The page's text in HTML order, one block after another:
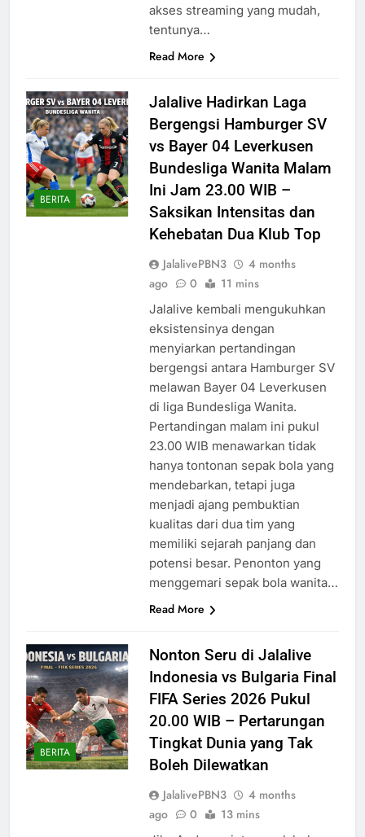
akses streaming yang mudah,
tentunya…
Read More
BERITA
Jalalive Hadirkan Laga
Bergengsi Hamburger SV
vs Bayer 04 Leverkusen
Bundesliga Wanita Malam
Ini Jam 23.00 WIB –
Saksikan Intensitas dan
Kehebatan Dua Klub Top
JalalivePBN3
4 months
ago
0 11 mins
Jalalive kembali mengukuhkan
eksistensinya dengan
menyiarkan pertandingan
bergengsi antara Hamburger SV
melawan Bayer 04 Leverkusen
di liga Bundesliga Wanita.
Pertandingan malam ini pukul
23.00 WIB menawarkan tidak
hanya tontonan sepak bola yang
mendebarkan, tetapi juga
menjadi ajang pembuktian
kualitas dari dua tim yang
memiliki sejarah panjang dan
potensi besar. Penonton yang
menggemari sepak bola wanita…
Read More
BERITA
Nonton Seru di Jalalive
Indonesia vs Bulgaria Final
FIFA Series 2026 Pukul
20.00 WIB – Pertarungan
Tingkat Dunia yang Tak
Boleh Dilewatkan
JalalivePBN3
4 months
ago
0 13 mins